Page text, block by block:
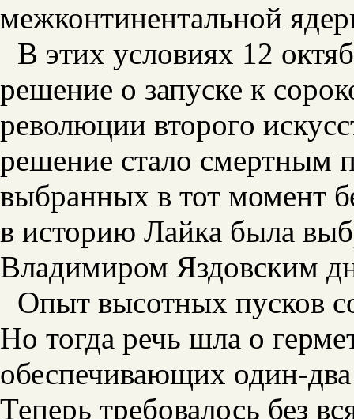
межконтинентальной
В этих условиях 12
решение о запуске к
революции второго
решение стало смертным
выбранных в тот момент
в историю Лайка была
Владимиром Яздовским
Опыт высотных пусков
Но тогда речь шла о
обеспечивающих один-
Теперь требовалось без